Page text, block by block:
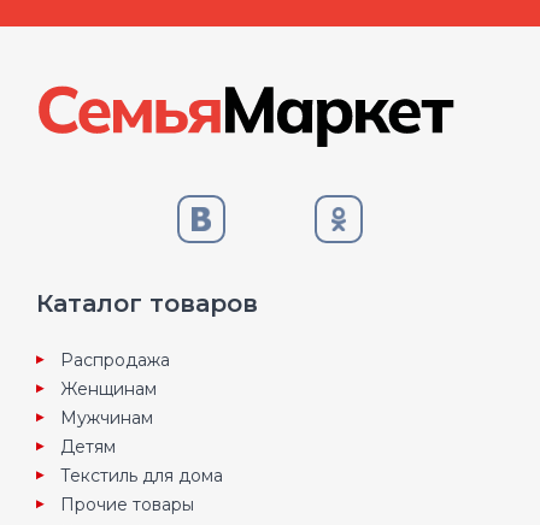
Каталог товаров
Распродажа
Женщинам
Мужчинам
Детям
Текстиль для дома
Прочие товары